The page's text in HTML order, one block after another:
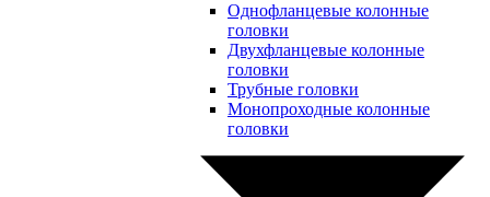
Однофланцевые колонные
головки
Двухфланцевые колонные
головки
Трубные головки
Монопроходные колонные
головки